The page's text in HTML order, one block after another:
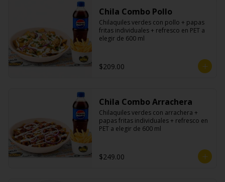
Chila Combo Pollo
Chilaquiles verdes con pollo + papas
fritas individuales + refresco en PET a
elegir de 600 ml
$209.00
Chila Combo Arrachera
Chilaquiles verdes con arrachera +
papas fritas individuales + refresco en
PET a elegir de 600 ml
$249.00